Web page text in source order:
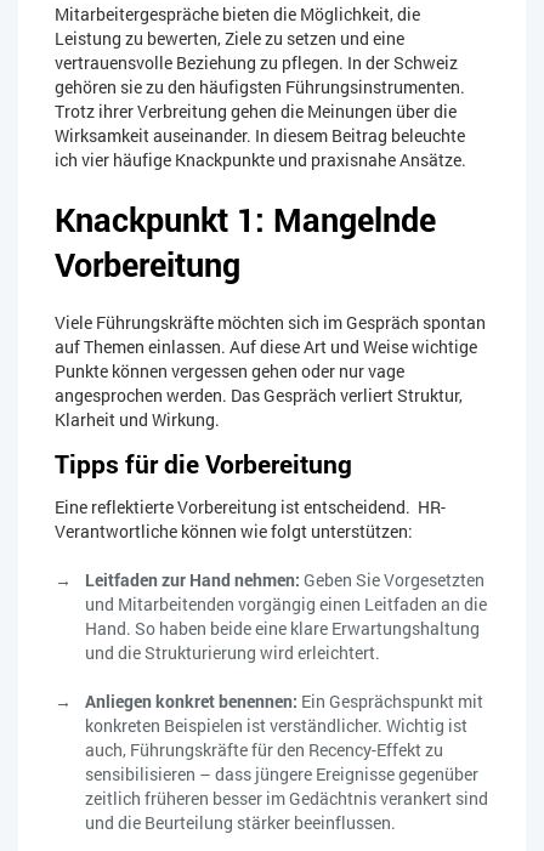
Mitarbeitergespräche bieten die Möglichkeit, die
Leistung zu bewerten, Ziele zu setzen und eine
vertrauensvolle Beziehung zu pflegen. In der Schweiz
gehören sie zu den häufigsten Führungsinstrumenten.
Trotz ihrer Verbreitung gehen die Meinungen über die
Wirksamkeit auseinander. In diesem Beitrag beleuchte
ich vier häufige Knackpunkte und praxisnahe Ansätze.
Knackpunkt 1: Mangelnde
Vorbereitung
Viele Führungskräfte möchten sich im Gespräch spontan
auf Themen einlassen. Auf diese Art und Weise wichtige
Punkte können vergessen gehen oder nur vage
angesprochen werden. Das Gespräch verliert Struktur,
Klarheit und Wirkung.
Tipps für die Vorbereitung
Eine reflektierte Vorbereitung ist entscheidend. HR-
Verantwortliche können wie folgt unterstützen:
Leitfaden zur Hand nehmen: Geben Sie Vorgesetzten
und Mitarbeitenden vorgängig einen Leitfaden an die
Hand. So haben beide eine klare Erwartungshaltung
und die Strukturierung wird erleichtert.
Anliegen konkret benennen: Ein Gesprächspunkt mit
konkreten Beispielen ist verständlicher. Wichtig ist
auch, Führungskräfte für den Recency-Effekt zu
sensibilisieren – dass jüngere Ereignisse gegenüber
zeitlich früheren besser im Gedächtnis verankert sind
und die Beurteilung stärker beeinflussen.